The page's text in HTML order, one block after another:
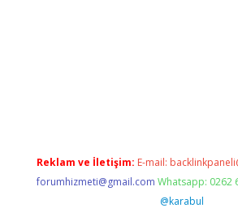
Reklam ve İletişim: E-mail:
forumhizmeti@gmail.com Whatsapp: 0262
@karabul